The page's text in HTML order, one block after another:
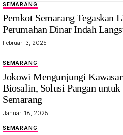
SEMARANG
Pemkot Semarang Tegaskan
Perumahan Dinar Indah
Februari 3, 2025
SEMARANG
Jokowi Mengunjungi
Biosalin, Solusi Pangan
Semarang
Januari 18, 2025
SEMARANG